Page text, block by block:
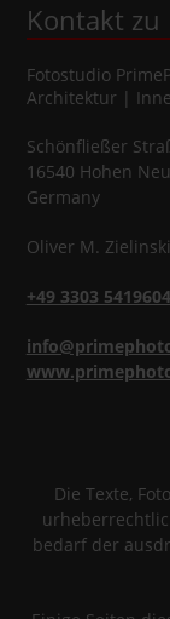
Kontakt zu
Fotostudio
Architektur |
Schönfließer
16540 Hohen
Germany
Oliver M. Zielinski
+49 3303 5419604
Die Texte,
bedarf der